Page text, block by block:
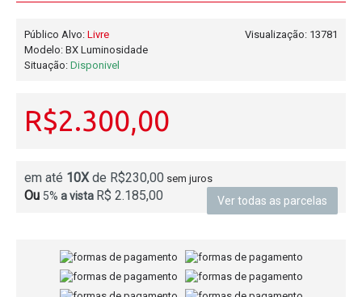
Visualização: 13781
Público Alvo: Livre
Modelo: BX Luminosidade
Situação: Disponivel
R$2.300,00
em até 10Xde R$230,00 sem juros
Ver todas as parcelas
Ou 5% a vista R$ 2.185,00